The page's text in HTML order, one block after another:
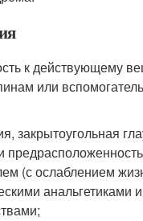
к действующему
или
закрытоугольная
(с ослаблением
анальгетиками и